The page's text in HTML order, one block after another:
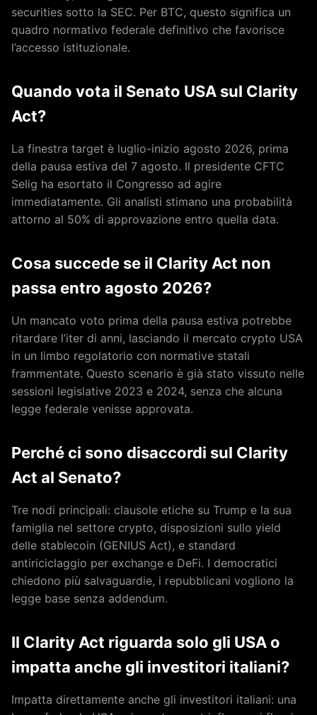
securities sotto la SEC. Per BTC, questo significa un
quadro normativo federale definitivo che favorisce
l’accesso istituzionale.
Quando vota il Senato USA sul Clarity
Act?
La finestra target è luglio-inizio agosto 2026, prima
della pausa estiva del 7 agosto. Il presidente CFTC
Selig ha esortato il Congresso ad agire
immediatamente. Gli analisti stimano una probabilità
attorno al 50% di approvazione entro quella data.
Cosa succede se il Clarity Act non
passa entro agosto 2026?
Un mancato voto prima della pausa estiva potrebbe
ritardare l’iter di anni, lasciando il mercato crypto USA
in un limbo regolatorio con normative statali
frammentate. Questo scenario è già stato vissuto nelle
sessioni legislative 2023 e 2024, senza che alcuna
legge federale venisse approvata.
Perché ci sono disaccordi sul Clarity
Act al Senato?
Tre nodi principali: clausole etiche su Trump e la sua
famiglia nel settore crypto, disposizioni sullo yield
delle stablecoin (GENIUS Act), e standard
antiriciclaggio per exchange e DeFi. I democratici
chiedono più salvaguardie, i repubblicani vogliono la
legge base senza addendum.
Il Clarity Act riguarda solo gli USA o
impatta anche gli investitori italiani?
Impatta direttamente anche gli investitori italiani: una